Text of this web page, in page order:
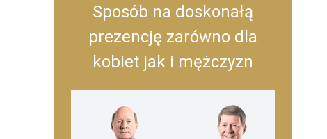
Sposób na doskonałą
prezencję zarówno dla
kobiet jak i mężczyzn